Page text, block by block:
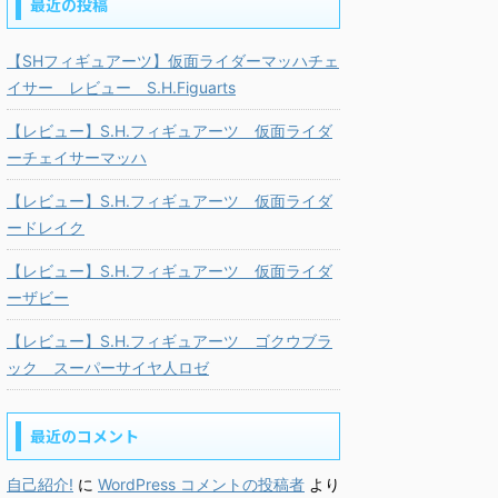
最近の投稿
【SHフィギュアーツ】仮面ライダーマッハチェ
イサー レビュー S.H.Figuarts
【レビュー】S.H.フィギュアーツ 仮面ライダ
ーチェイサーマッハ
【レビュー】S.H.フィギュアーツ 仮面ライダ
ードレイク
【レビュー】S.H.フィギュアーツ 仮面ライダ
ーザビー
【レビュー】S.H.フィギュアーツ ゴクウブラ
ック スーパーサイヤ人ロゼ
最近のコメント
自己紹介! に WordPress コメントの投稿者 より